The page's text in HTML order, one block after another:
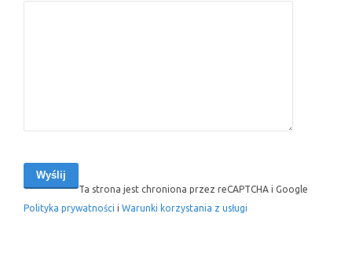
Ta strona jest chroniona przez reCAPTCHA i Google
Polityka prywatności i Warunki korzystania z usługi